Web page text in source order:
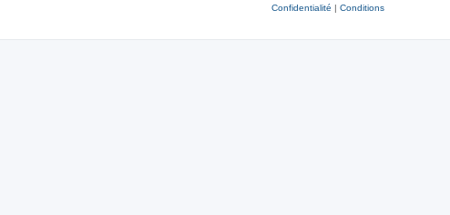
Confidentialité | Conditions